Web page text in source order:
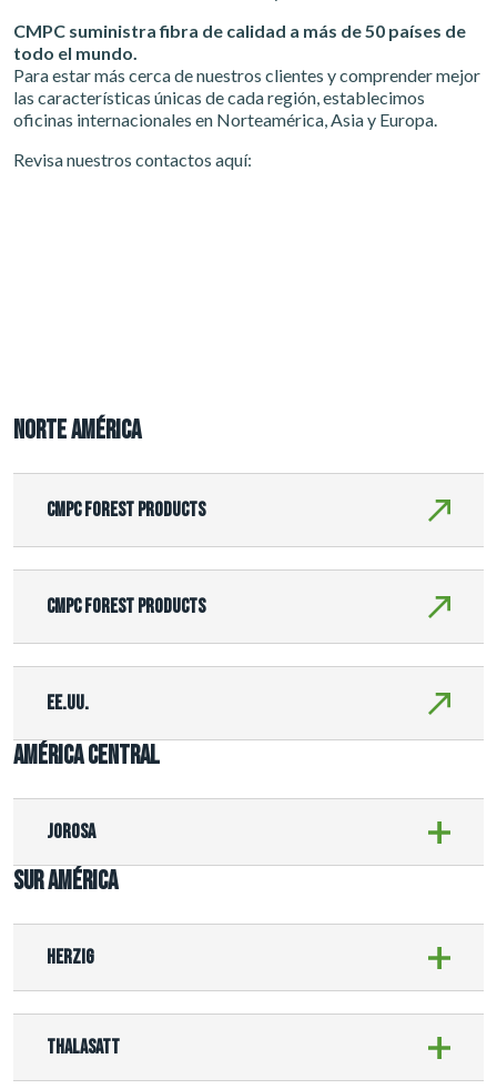
CMPC suministra fibra de calidad a más de 50 países de
todo el mundo.
Para estar más cerca de nuestros clientes y comprender mejor
las características únicas de cada región, establecimos
oficinas internacionales en Norteamérica, Asia y Europa.
Revisa nuestros contactos aquí:
NORTE AMÉRICA
CMPC Forest Products
CMPC Forest Products
EE.UU.
AMÉRICA CENTRAL
Jorosa
SUR AMÉRICA
Herzig
Thalasatt